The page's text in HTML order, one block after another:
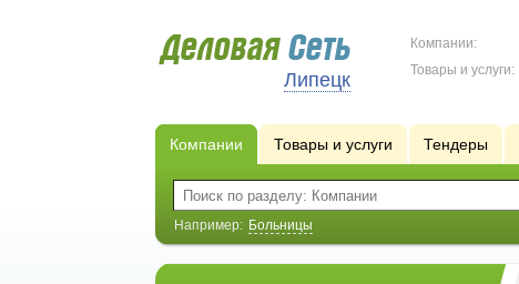
Липецк
Компании:
Товары и услуги:
Компании Товары и услуги Тендеры
Например: Больницы